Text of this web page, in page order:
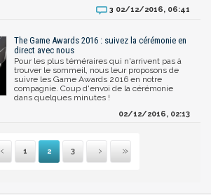
3 02/12/2016, 06:41
The Game Awards 2016 : suivez la cérémonie en
direct avec nous
Pour les plus téméraires qui n'arrivent pas à
trouver le sommeil, nous leur proposons de
suivre les Game Awards 2016 en notre
compagnie. Coup d'envoi de la cérémonie
dans quelques minutes !
02/12/2016, 02:13
Première
Précédente
1 2 3
Suivante
Dernière